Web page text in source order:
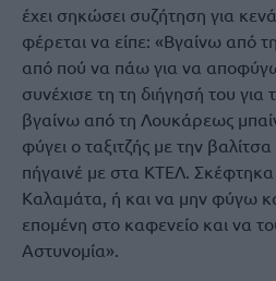
έχει σηκώσει συζήτηση για
φέρεται να είπε: «Βγαίνω από
από πού να πάω για να
συνέχισε τη τη διήγησή του
βγαίνω από τη Λουκάρεως
φύγει ο ταξιτζής με την
πήγαινέ με στα ΚΤΕΛ.
Καλαμάτα, ή και να μην φύγω
επομένη στο καφενείο και να
Αστυνομία».